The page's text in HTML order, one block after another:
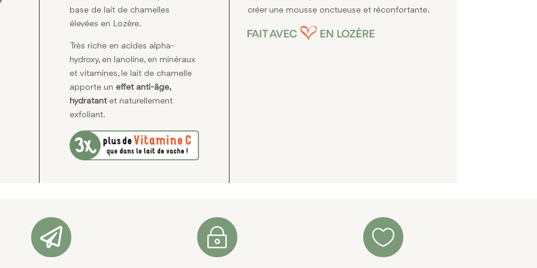
base de lait de chamelles
élevées en Lozère.
Très riche en acides alpha-
hydroxy, en lanoline, en minéraux
et vitamines, le lait de chamelle
apporte un effet anti-âge,
hydratantet naturellement
exfoliant.
créer une mousse onctueuse et réconfortante.
 ~ 